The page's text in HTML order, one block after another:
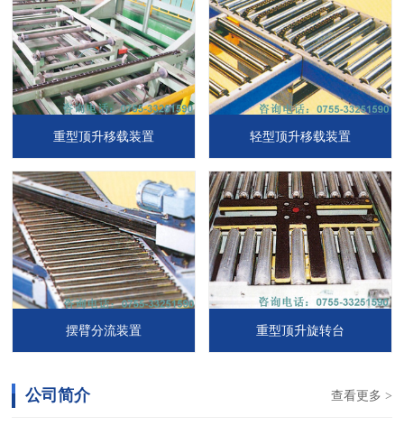
重型顶升移载装置 轻型顶升移载装置
摆臂分流装置 重型顶升旋转台
查看更多 >
公司简介